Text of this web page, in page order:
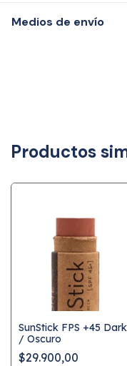
Medios de envío
Productos
SunStick FPS +45 Dark
/ Oscuro
$29.900,00